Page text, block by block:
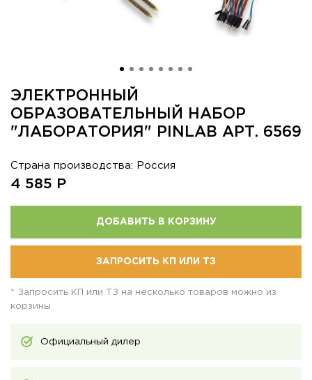
ЭЛЕКТРОННЫЙ
ОБРАЗОВАТЕЛЬНЫЙ НАБОР
"ЛАБОРАТОРИЯ" PINLAB АРТ. 6569
Страна производства: Россия
4 585 Р
ДОБАВИТЬ В КОРЗИНУ
ЗАПРОСИТЬ КП ИЛИ ТЗ
* Запросить КП или ТЗ на несколько товаров можно из
корзины
Официальный дилер